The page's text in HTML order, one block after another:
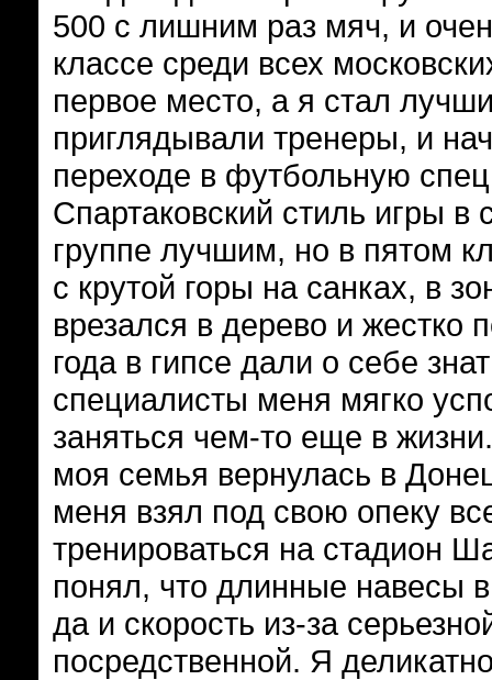
500 с лишним раз мяч, и
классе среди всех
первое место, а я стал
приглядывали тренеры, и
переходе в футбольную
Спартаковский стиль игры в
группе лучшим, но в пятом
с крутой горы на санках, в
врезался в дерево и жестко
года в гипсе дали о себе
специалисты меня мягко
заняться чем-то еще в
моя семья вернулась в
меня взял под свою опеку
тренироваться на стадион
понял, что длинные навесы
да и скорость из-за
посредственной. Я